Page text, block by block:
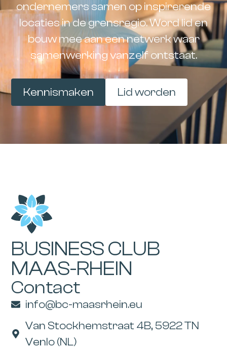
ondernemers samen op inspirerende
locaties in de grensregio. Word lid en
bouw mee aan een netwerk waar
samenwerking vanzelf ontstaat.
Kennismaken Lid worden
BUSINESS CLUB
MAAS-RHEIN
Contact
info@bc-maasrhein.eu
Van Stockhemstraat 4B, 5922 TN
Venlo (NL)